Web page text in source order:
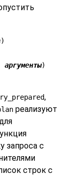
)
аргументы)
,
реализуют
запроса с
строк с